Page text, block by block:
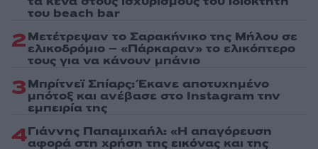
του beach bar
2Μετέτρεψαν το Σαρακήνικο της Μήλου σε
ελικοδρόμιο – «Πάρκαραν» το ελικόπτερο
τους για να κάνουν μπάνιο
3Μπρίτνεϊ Σπίαρς: Έκανε αποτυχημένο
μπότοξ και ανέβασε στο Instagram την
εμπειρία της
4Γιάννης Παπαμιχαήλ: «Η απαγόρευση
αφορά στη χρήση της εικόνας και της